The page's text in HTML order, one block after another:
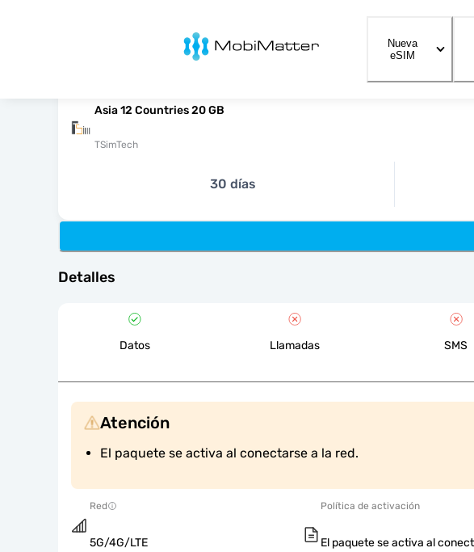
MobiMatter
Nueva
eSIM
Asia 12 Countries 20 GB
TSimTech
30 días
Detalles
Datos Llamadas SMS
Atención
El paquete se activa al conectarse a la red.
Red
5G/4G/LTE
Política de activación
El paquete se activa al